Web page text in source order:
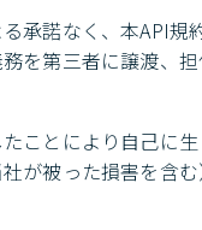
承諾なく、本API
を第三者に譲渡、
ことにより自己に
が被った損害を含